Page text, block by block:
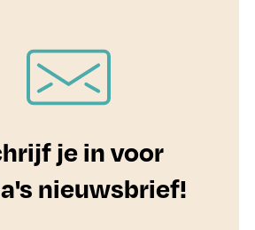
je in voor
nieuwsbrief!